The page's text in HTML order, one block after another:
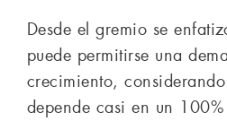
Desde el gremio se
puede permitirse una
crecimiento,
depende casi en un